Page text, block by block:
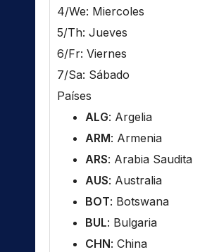
4/We: Miercoles
5/Th: Jueves
6/Fr: Viernes
7/Sa: Sábado
Países
ALG: Argelia
ARM: Armenia
ARS: Arabia Saudita
AUS: Australia
BOT: Botswana
BUL: Bulgaria
CHN: China